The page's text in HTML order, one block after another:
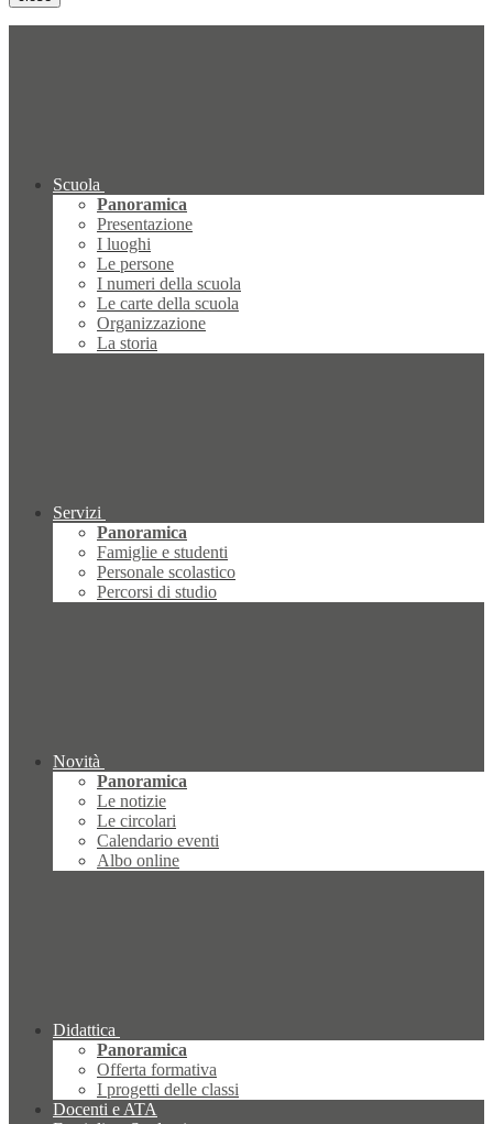
Scuola
Panoramica
Presentazione
I luoghi
Le persone
I numeri della scuola
Le carte della scuola
Organizzazione
La storia
Servizi
Panoramica
Famiglie e studenti
Personale scolastico
Percorsi di studio
Novità
Panoramica
Le notizie
Le circolari
Calendario eventi
Albo online
Didattica
Panoramica
Offerta formativa
I progetti delle classi
Docenti e ATA